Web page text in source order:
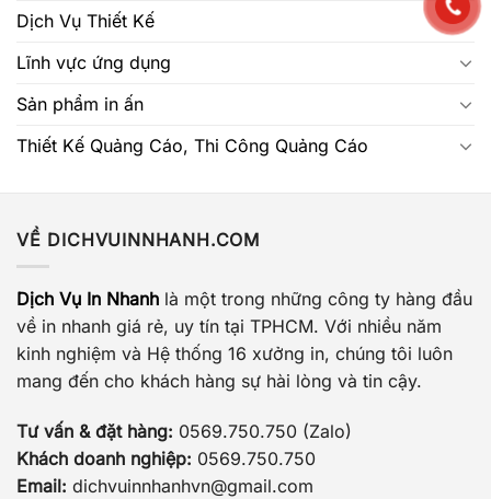
Dịch Vụ Thiết Kế
Lĩnh vực ứng dụng
Sản phẩm in ấn
Thiết Kế Quảng Cáo, Thi Công Quảng Cáo
VỀ DICHVUINNHANH.COM
Dịch Vụ In Nhanh là một trong những công ty hàng đầu
về in nhanh giá rẻ, uy tín tại TPHCM. Với nhiều năm
kinh nghiệm và Hệ thống 16 xưởng in, chúng tôi luôn
mang đến cho khách hàng sự hài lòng và tin cậy.
Tư vấn & đặt hàng: 0569.750.750 (Zalo)
Khách doanh nghiệp: 0569.750.750
Email: dichvuinnhanhvn@gmail.com